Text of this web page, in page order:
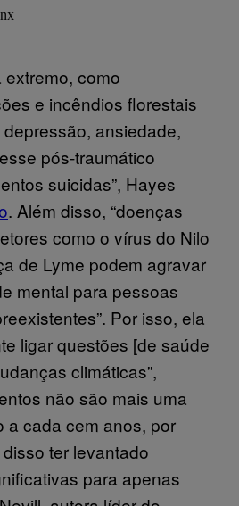
extremo, como
e incêndios florestais
ansiedade,
pós-traumático
suicidas”, Hayes
. Além disso, “doenças
como o vírus do Nilo
de Lyme podem agravar
mental para pessoas
Por isso, ela
ligar questões [de saúde
climáticas”,
não são mais uma
a cada cem anos, por
ter levantado
para apenas